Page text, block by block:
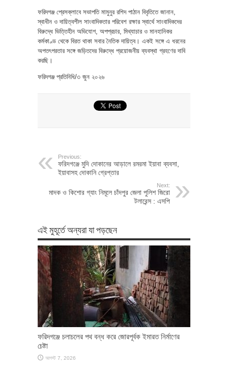
ফরিদগঞ্জ প্রেসক্লাবে সভাপতি মামুনুর রশিদ পাঠান বিবৃতিতে জানান,
স্বাধীন ও দায়িত্বশীল সাংবাদিকতার পরিবেশ রক্ষার স্বার্থে সাংবাদিকদের
বিরুদ্ধে ভিত্তিহীন অভিযোগ, অপপ্রচার, মিথ্যাচার ও মানহানিকর
কর্মকাণ্ড থেকে বিরত থাকা সবার নৈতিক দায়িত্ব। একই সঙ্গে এ ধরনের
অপতৎপরতার সঙ্গে জড়িতদের বিরুদ্ধে প্রয়োজনীয় ব্যবস্থা গ্রহণের দাবি
করছি।
ফরিদগঞ্জ প্রতিনিধি/৩ জুন ২০২৬
Previous:
ফরিদগঞ্জে মুদি দোকানের আড়ালে রমরমা ইয়াবা ব্যবসা,
ইয়াবাসহ দোকানি গ্রেপ্তার
Next:
মাদক ও কিশোর গ্যাং নিমূলে চাঁদপুর জেলা পুলিশ জিরো
টলারেন্স : এসপি
এই মুহূর্তে অন্যরা যা পড়ছেন
ফরিদগঞ্জে চলাচলের পথ বন্ধ করে জোরপূর্বক ইমারত নির্মাণের
চেষ্টা
আগস্ট 7, 2026